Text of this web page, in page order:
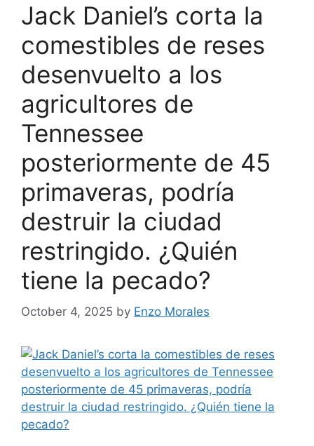
Jack Daniel’s corta la
comestibles de reses
desenvuelto a los
agricultores de
Tennessee
posteriormente de 45
primaveras, podría
destruir la ciudad
restringido. ¿Quién
tiene la pecado?
October 4, 2025 by Enzo Morales